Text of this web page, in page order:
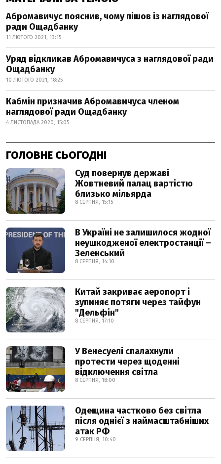
Абромавичус пояснив, чому пішов із наглядової
ради Ощадбанку
11 ЛЮТОГО 2021, 13:15
Уряд відкликав Абромавичуса з наглядової ради
Ощадбанку
10 ЛЮТОГО 2021, 18:25
Кабмін призначив Абромавичуса членом
наглядової ради Ощадбанку
4 ЛИСТОПАДА 2020, 15:05
ГОЛОВНЕ СЬОГОДНІ
Суд повернув державі
Жовтневий палац вартістю
близько мільярда
8 СЕРПНЯ, 15:15
В Україні не залишилося жодної
неушкодженої електростанції –
Зеленський
8 СЕРПНЯ, 14:10
Китай закриває аеропорт і
зупиняє потяги через тайфун
"Дельфін"
8 СЕРПНЯ, 17:10
У Венесуелі спалахнули
протести через щоденні
відключення світла
8 СЕРПНЯ, 18:00
Одещина частково без світла
після однієї з наймасштабніших
атак РФ
9 СЕРПНЯ, 10:40